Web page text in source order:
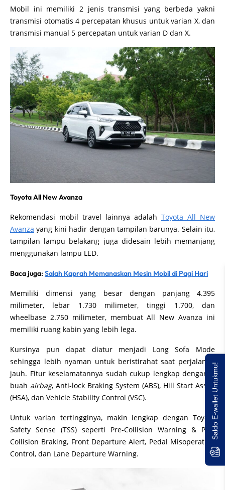
Mobil ini memiliki 2 jenis transmisi yang berbeda yakni
transmisi otomatis 4 percepatan khusus untuk varian X, dan
transmisi manual 5 percepatan untuk varian D dan X.
Toyota All New Avanza
Rekomendasi mobil travel lainnya adalah Toyota All New
Avanza yang kini hadir dengan tampilan barunya. Selain itu,
tampilan lampu belakang juga didesain lebih memanjang
menggunakan lampu LED.
Baca juga: Salah Kaprah Memanaskan Mesin Mobil di Pagi Hari
Memiliki dimensi yang besar dengan panjang 4.395
milimeter, lebar 1.730 milimeter, tinggi 1.700, dan
wheelbase 2.750 milimeter, membuat All New Avanza ini
memiliki ruang kabin yang lebih lega.
Kursinya pun dapat diatur menjadi Long Sofa Mode
sehingga lebih nyaman untuk beristirahat saat perjalanan
jauh. Fitur keselamatannya sudah cukup lengkap dengan 6
buah airbag, Anti-lock Braking System (ABS), Hill Start Assist
(HSA), dan Vehicle Stability Control (VSC).
Untuk varian tertingginya, makin lengkap dengan Toyota
Safety Sense (TSS) seperti Pre-Collision Warning & Pre-
Collision Braking, Front Departure Alert, Pedal Misoperation
Control, dan Lane Departure Warning.
Saldo E-wallet Untukmu!